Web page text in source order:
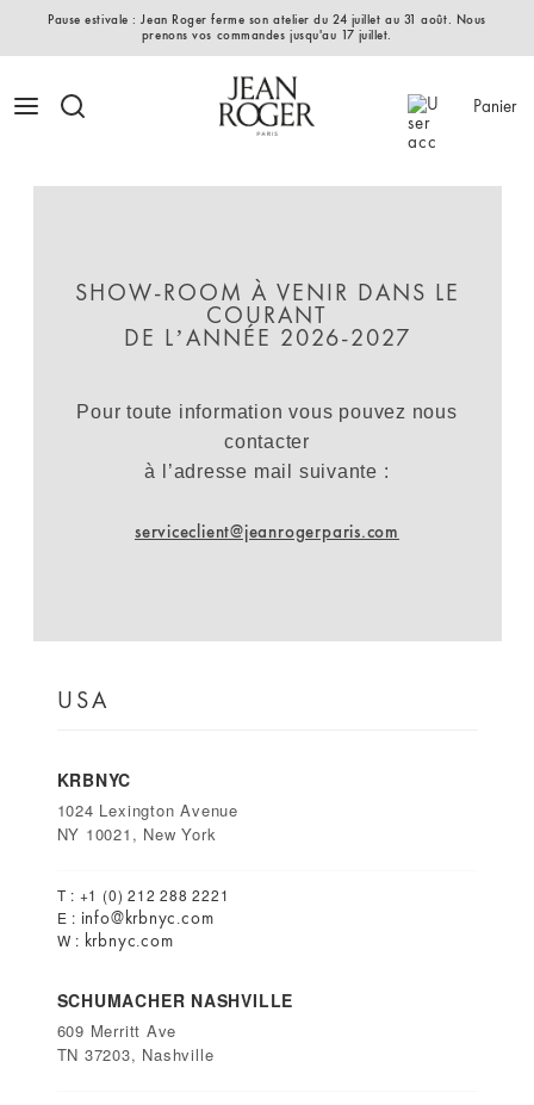
Pause estivale : Jean Roger ferme son atelier du 24 juillet au 31 août. Nous
prenons vos commandes jusqu'au 17 juillet.
Panier
SHOW-ROOM À VENIR DANS LE
COURANT
DE L’ANNÉE 2026-2027
Pour toute information vous pouvez nous
contacter
à l’adresse mail suivante :
serviceclient@jeanrogerparis.com
USA
KRBNYC
1024 Lexington Avenue
NY 10021, New York
T : +1 (0) 212 288 2221
E : info@krbnyc.com
W : krbnyc.com
SCHUMACHER NASHVILLE
609 Merritt Ave
TN 37203, Nashville